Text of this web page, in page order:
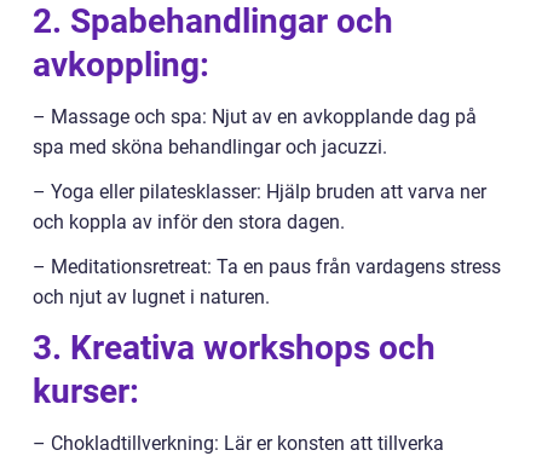
2. Spabehandlingar och
avkoppling:
– Massage och spa: Njut av en avkopplande dag på
spa med sköna behandlingar och jacuzzi.
– Yoga eller pilatesklasser: Hjälp bruden att varva ner
och koppla av inför den stora dagen.
– Meditationsretreat: Ta en paus från vardagens stress
och njut av lugnet i naturen.
3. Kreativa workshops och
kurser:
– Chokladtillverkning: Lär er konsten att tillverka